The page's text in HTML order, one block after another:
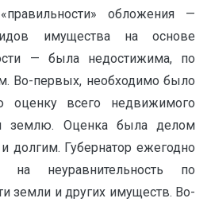
обложения —
имущества на основе
— была недостижима, по
Во-первых, необходимо было
оценку всего недвижимого
землю. Оценка была делом
долгим. Губернатор ежегодно
на неуравнительность по
земли и других имуществ. Во-